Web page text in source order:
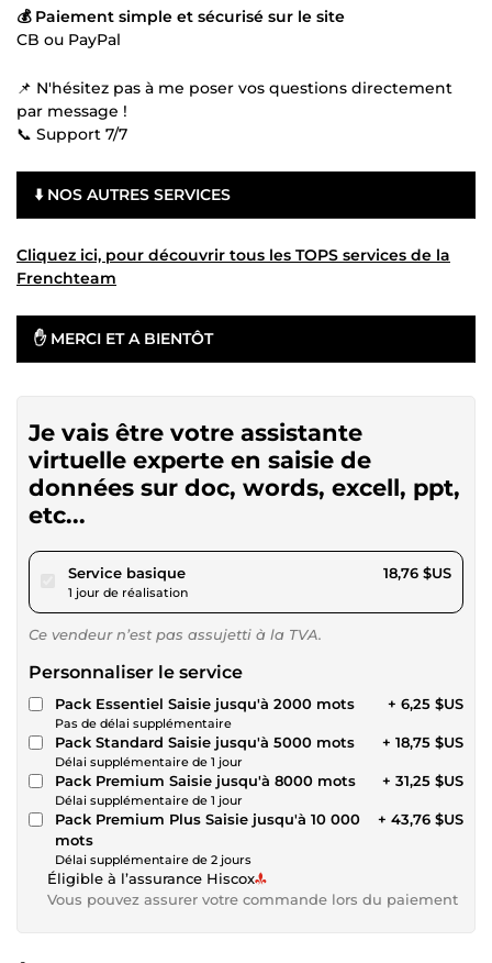
💰 Paiement simple et sécurisé sur le site
CB ou PayPal
📌 N'hésitez pas à me poser vos questions directement
par message !
📞 Support 7/7
⬇️ NOS AUTRES SERVICES
Cliquez ici, pour découvrir tous les TOPS services de la
Frenchteam
✋ MERCI ET A BIENTÔT
Je vais être votre assistante
virtuelle experte en saisie de
données sur doc, words, excell, ppt,
etc...
Service basiquepour 17,28 $US
1 jour de réalisation
18,76 $US
Ce vendeur n’est pas assujetti à la TVA.
Personnaliser le service
Pack Essentiel Saisie jusqu'à 2000 mots
Pas de délai supplémentaire
+ 6,25 $US
Pack Standard Saisie jusqu'à 5000 mots
Délai supplémentaire de 1 jour
+ 18,75 $US
Pack Premium Saisie jusqu'à 8000 mots
Délai supplémentaire de 1 jour
+ 31,25 $US
Pack Premium Plus Saisie jusqu'à 10 000
mots
Délai supplémentaire de 2 jours
+ 43,76 $US
Éligible à l’assurance Hiscox
Vous pouvez assurer votre commande lors du paiement